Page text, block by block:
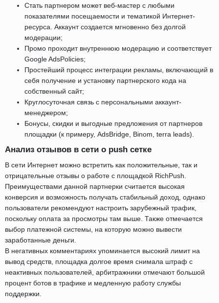
Стать партнером может веб-мастер с любыми
показателями посещаемости и тематикой Интернет-
ресурса. Аккаунт создается мгновенно без долгой
модерации;
Промо проходит внутреннюю модерацию и соответствует
Google AdsPolicies;
Простейший процесс интеграции рекламы, включающий в
себя получение и установку партнерского кода на
собственный сайт;
Круглосуточная связь с персональными аккаунт-
менеджером;
Бонусы, скидки и выгодные предложения от партнеров
площадки (к примеру, AdsBridge, Binom, terra leads).
Анализ отзывов в сети о push сетке
В сети Интернет можно встретить как положительные, так и
отрицательные отзывы о работе с площадкой RichPush.
Преимуществами данной партнерки считается высокая
конверсия и возможность получать стабильный доход, однако
пользователи рекомендуют настроить зарубежный трафик,
поскольку оплата за просмотры там выше. Также отмечается
выбор платежной системы, на которую можно вывести
заработанные деньги.
В негативных комментариях упоминается высокий лимит на
вывод средств, площадка долгое время снимала штраф с
неактивных пользователей, арбитражники отмечают большой
процент ботов в трафике и медленную работу службы
поддержки.